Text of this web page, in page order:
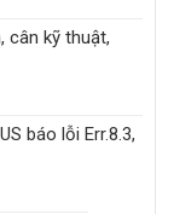
cân kỹ thuật,
báo lỗi Err.8.3,